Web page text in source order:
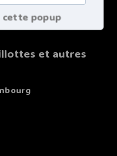
et autres
cette popup